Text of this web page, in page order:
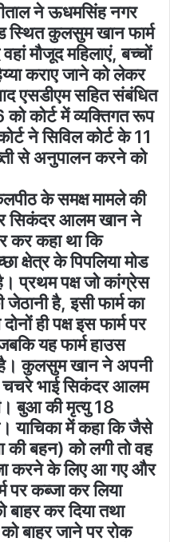
ने ऊधमसिंह नगर
स्थित कुलसुम खान फार्म
मौजूद महिलाएं, बच्चों
कराए जाने को लेकर
एसडीएम सहित संबंधित
कोर्ट में व्यक्तिगत रूप
ने सिविल कोर्ट के 11
से अनुपालन करने को
के समक्ष मामले की
सिकंदर आलम खान ने
कर कहा था कि
क्षेत्र के पिपलिया मोड
प्रथम पक्ष जो कांग्रेस
जेठानी है, इसी फार्म का
ही पक्ष इस फार्म पर
यह फार्म हाउस
कुलसुम खान ने अपनी
भाई सिकंदर आलम
बुआ की मृत्यु 18
याचिका में कहा कि जैसे
बहन) को लगी तो वह
करने के लिए आ गए और
पर कब्जा कर लिया
बाहर कर दिया तथा
बाहर जाने पर रोक